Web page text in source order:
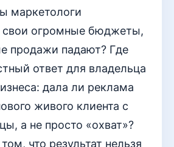
маркетологи
свои огромные бюджеты,
продажи падают? Где
ответ для владельца
дала ли реклама
живого клиента с
а не просто «охват»?
что результат нельзя